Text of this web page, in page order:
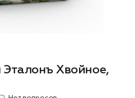
Хвойное,